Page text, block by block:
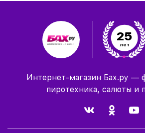
25
лет
Интернет-магазин Бах.ру —
пиротехника, салюты и